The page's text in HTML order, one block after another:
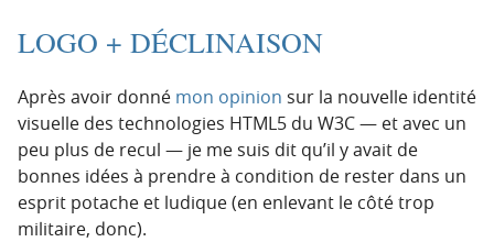
LOGO + DÉCLINAISON
Après avoir donné mon opinion sur la nouvelle identité
visuelle des technologies HTML5 du W3C — et avec un
peu plus de recul — je me suis dit qu’il y avait de
bonnes idées à prendre à condition de rester dans un
esprit potache et ludique (en enlevant le côté trop
militaire, donc).